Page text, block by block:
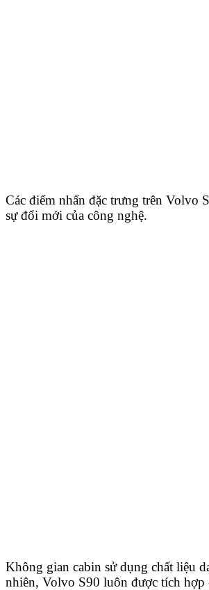
Các điểm nhấn đặc trưng trên Volvo
sự đổi mới của công nghệ.
Không gian cabin sử dụng chất liệu
nhiên, Volvo S90 luôn được tích hợp